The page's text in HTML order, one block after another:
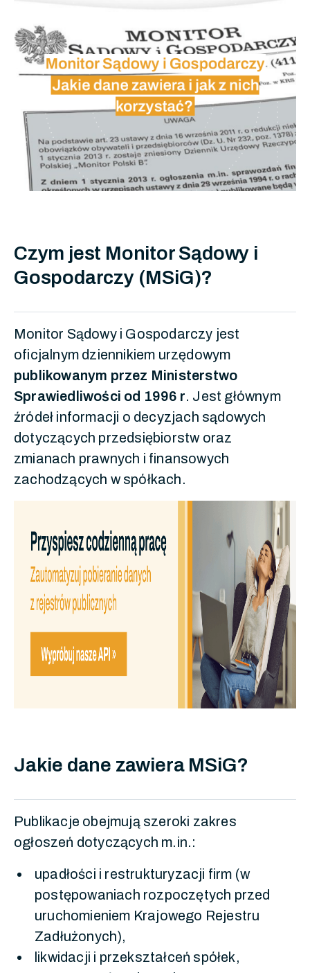
Czym jest Monitor Sądowy i
Gospodarczy (MSiG)?
Monitor Sądowy i Gospodarczy jest
oficjalnym dziennikiem urzędowym
publikowanym przez Ministerstwo
Sprawiedliwości od 1996 r. Jest głównym
źródeł informacji o decyzjach sądowych
dotyczących przedsiębiorstw oraz
zmianach prawnych i finansowych
zachodzących w spółkach.
Jakie dane zawiera MSiG?
Publikacje obejmują szeroki zakres
ogłoszeń dotyczących m.in.:
upadłości i restrukturyzacji firm (w
postępowaniach rozpoczętych przed
uruchomieniem Krajowego Rejestru
Zadłużonych),
likwidacji i przekształceń spółek,